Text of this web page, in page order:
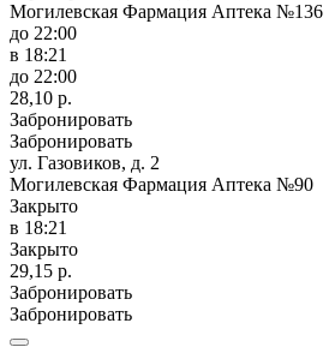
Могилевская Фармация Аптека №136
до 22:00
в 18:21
до 22:00
28,10 р.
Забронировать
Забронировать
ул. Газовиков, д. 2
Могилевская Фармация Аптека №90
Закрыто
в 18:21
Закрыто
29,15 р.
Забронировать
Забронировать